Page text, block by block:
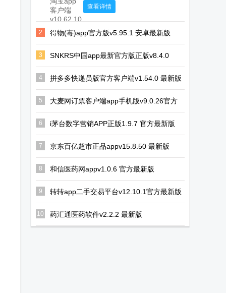
音乐播放器
Muzio Player
最新安卓版
Omnia音乐播
放器最新版
Player安卓版
本
畅享TV野草口
令版
星语B站主播
动态监控
版
查看详情
2 得物(毒)app官方版v5.95.1 安卓最新版
3 SNKRS中国app最新官方版正版v8.4.0
4 拼多多快递员版官方客户端v1.54.0 最新版
5
大麦网订票客户端app手机版v9.0.26官方
正版
6 i茅台数字营销APP正版1.9.7 官方最新版
7 京东百亿超市正品appv15.8.50 最新版
8 和信医药网appv1.0.6 官方最新版
9 转转app二手交易平台v12.10.1官方最新版
10 药汇通医药软件v2.2.2 最新版